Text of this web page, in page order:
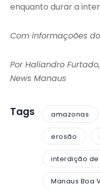
enquanto durar a
Com informaçoões do
Por Haliandro
News Manaus
Tags amazonas
erosão
interdição
Manaus Boa